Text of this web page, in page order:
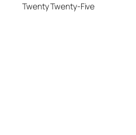
Twenty Twenty-Five